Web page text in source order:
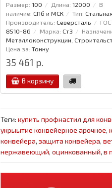
Размер: 100 Длина: 12000
В
наличие: СПб и МСК Тип: Стальная
Производитель: Северсталь
8510-86
Марка: Ст3
Металлоконструкции,
Цена за: Тонну
35 461 р.
В корзину
Теги: купить профнастил для
укрыытие конвейерное арочное,
конвейера, защита конвейера,
нержавеющий, оцинкованный, в